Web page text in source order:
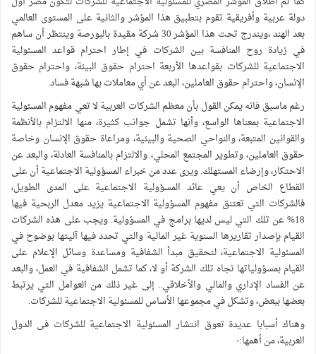
دولة عربية وأفريقية تقوم بتطبيق هذا المؤشر والثانية على المستوى العالمي
بعد الهند ،ويندرج تحت هذا المؤشر 30 شركة مقيدة بالبورصة وينتظر أن ساهم
في زيادة روح المنافسة بين الشركات في إطار احترام قواعد المسئولية
الاجتماعية للشركات بقواعدها الأربعة احترام حقوق البيئة، واحترام حقوق
الإنسان، واحترام حقوق العاملين، البعد عن أي معاملات بها شبهة فساد.
رغم ماسبق فانه يمكن القول بأن معظم الشركات العربية لا تعي مفهوم المسئولية
الاجتماعية بمعناها الواسع، وأنها تشمل جوانب كثيرة، منها الالتزام بالأنظمة
والقوانين المتبعة، والنواحي الصحية والبيئية، ومراعاة حقوق الإنسان وخاصة
حقوق العاملين، وتطوير المجتمع المحلي، والالتزام بالمنافسة العادلة، والبعد عن
الاحتكار، وإرضاء المستهلك. ويرى عدد من خبراء المسؤولية الاجتماعية أن على
القطاع الخاص أن يعي عائد المسؤولية الاجتماعية على المدى الطويل،
فالشركات التي تعتنق مفهوم المسؤولية الاجتماعية يزيد معدل الربحية فيها
18% عن تلك التي ليس لديها برامج في المسؤولية. ويجب على هذه الشركات
القيام بإصدار تقاريرها السنوية غير المالية والتي تحدد فيها آليتها بوضوح في
المسئولية الاجتماعية، لتحقيق مبدأ الشفافية ومساعدة وسائل الإعلام على
القيام بمسؤولياتها تجاه تلك الشركة أو لا، كما تشمل الشفافية في العمل، والبعد
عن الفساد الإداري والمالي والأخلاقي.. إلى غير ذلك من العوامل التي يرتبط
بعضها ببعض، وتشكل في مجموعها الأساس للمسئولية الاجتماعية للشركات.
وهناك أسبابا عديدة تعوق انتشار المسئولية الاجتماعية للشركات فى الدول
العربية، من أهمها:-